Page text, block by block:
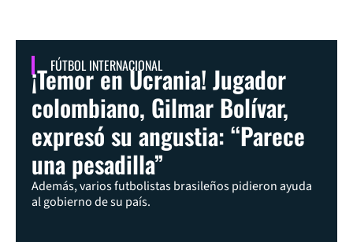
FÚTBOL INTERNACIONAL
¡Temor en Ucrania! Jugador
colombiano, Gilmar Bolívar,
expresó su angustia: “Parece
una pesadilla”
Además, varios futbolistas brasileños pidieron ayuda
al gobierno de su país.